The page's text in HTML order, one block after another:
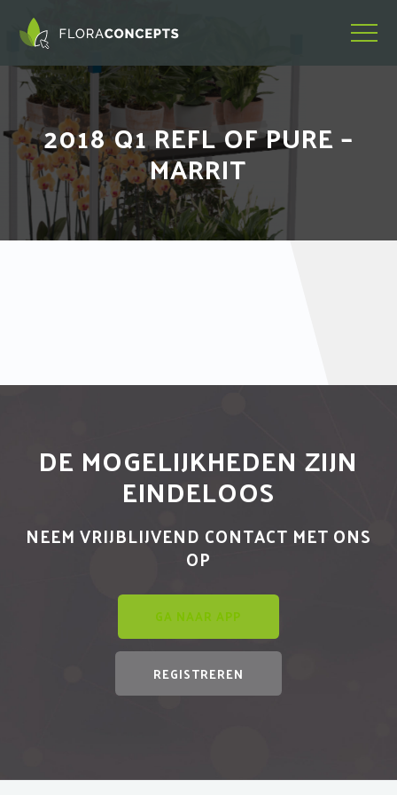
2018 Q1 REFL OF PURE –
MARRIT
DE MOGELIJKHEDEN ZIJN
EINDELOOS
NEEM VRIJBLIJVEND CONTACT MET ONS
OP
GA NAAR APP
REGISTREREN